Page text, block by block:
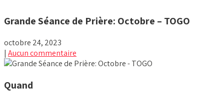
Grande Séance de Prière: Octobre – TOGO
octobre 24, 2023
| Aucun commentaire
Quand